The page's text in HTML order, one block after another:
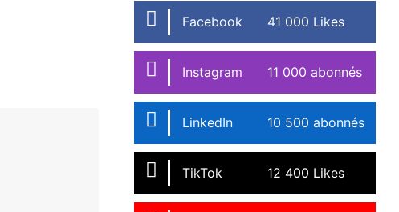
Facebook 41 000 Likes
Instagram 11 000 abonnés
LinkedIn 10 500 abonnés
TikTok 12 400 Likes